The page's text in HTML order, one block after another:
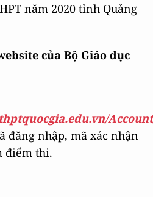
năm 2020 tỉnh Quảng
của Bộ Giáo dục
đăng nhập, mã xác nhận
điểm thi.